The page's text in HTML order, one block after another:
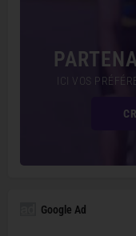
ICI VOS
Google Ad